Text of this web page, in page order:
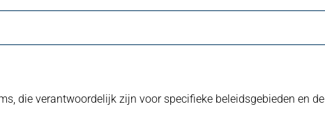
die verantwoordelijk zijn voor specifieke beleidsgebieden en de